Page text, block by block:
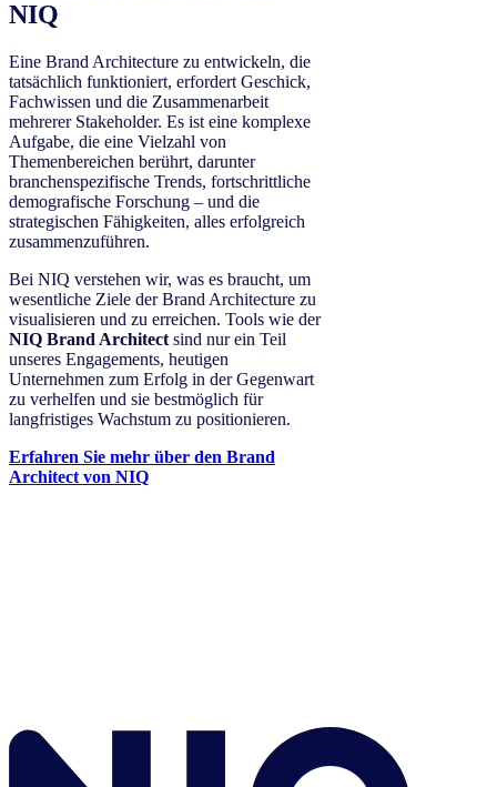
NIQ
Eine Brand Architecture zu entwickeln, die
tatsächlich funktioniert, erfordert Geschick,
Fachwissen und die Zusammenarbeit
mehrerer Stakeholder. Es ist eine komplexe
Aufgabe, die eine Vielzahl von
Themenbereichen berührt, darunter
branchenspezifische Trends, fortschrittliche
demografische Forschung – und die
strategischen Fähigkeiten, alles erfolgreich
zusammenzuführen.
Bei NIQ verstehen wir, was es braucht, um
wesentliche Ziele der Brand Architecture zu
visualisieren und zu erreichen. Tools wie der
NIQ Brand Architect sind nur ein Teil
unseres Engagements, heutigen
Unternehmen zum Erfolg in der Gegenwart
zu verhelfen und sie bestmöglich für
langfristiges Wachstum zu positionieren.
Erfahren Sie mehr über den Brand
Architect von NIQ